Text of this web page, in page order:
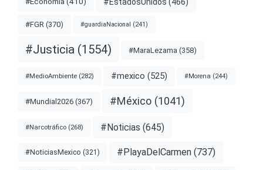
#FGR (370) #guardiaNacional (241)
#Justicia (1554) #MaraLezama (358)
#MedioAmbiente (282) #mexico (525) #Morena (244)
#Mundial2026 (367) #México (1041)
#Narcotráfico (268) #Noticias (645)
#NoticiasMexico (321) #PlayaDelCarmen (737)